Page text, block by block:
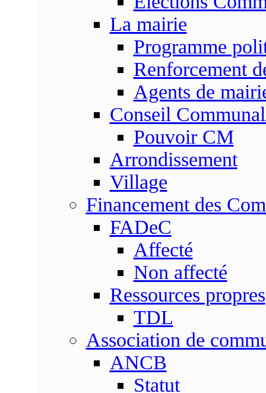
La mairie
Programme
Renforcement
Agents de
Conseil
Pouvoir CM
Arrondissement
Village
Financement des
FADeC
Affecté
Non affecté
Ressources propres
TDL
Association de
ANCB
Statut